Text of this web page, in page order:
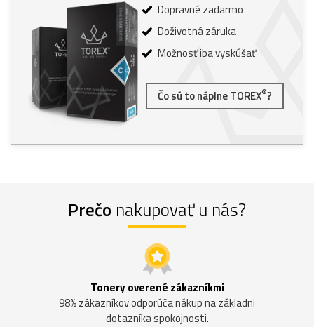
Dopravné zadarmo
Doživotná záruka
Možnosť iba vyskúšať
Čo sú to náplne TOREX®?
Prečo nakupovať u nás?
Tonery overené zákazníkmi
98% zákazníkov odporúča nákup na základni
dotazníka spokojnosti.